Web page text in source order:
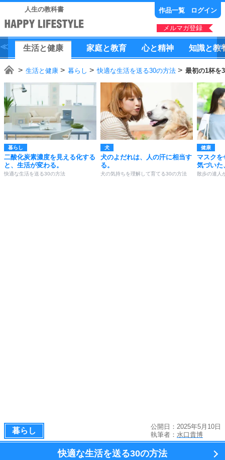
人生の教科書 作品一覧 ログイン
メルマガ登録
生活と健康 家庭と教育 心と精神 知識と教
生活と健康 暮らし 快適な生活を送る30の方法 最初の1杯を
暮らし
二酸化炭素濃度を見える化する
と、生活が変わる。
快適な生活を送る30の方法
犬
犬のよだれは、人の汗に相当す
る。
犬の気持ちを理解して育てる30の方法
健康
マスク
気づいた
散歩の達人
暮らし
公開日：2025年5月10日
執筆者： 水口貴博
快適な生活を送る30の方法